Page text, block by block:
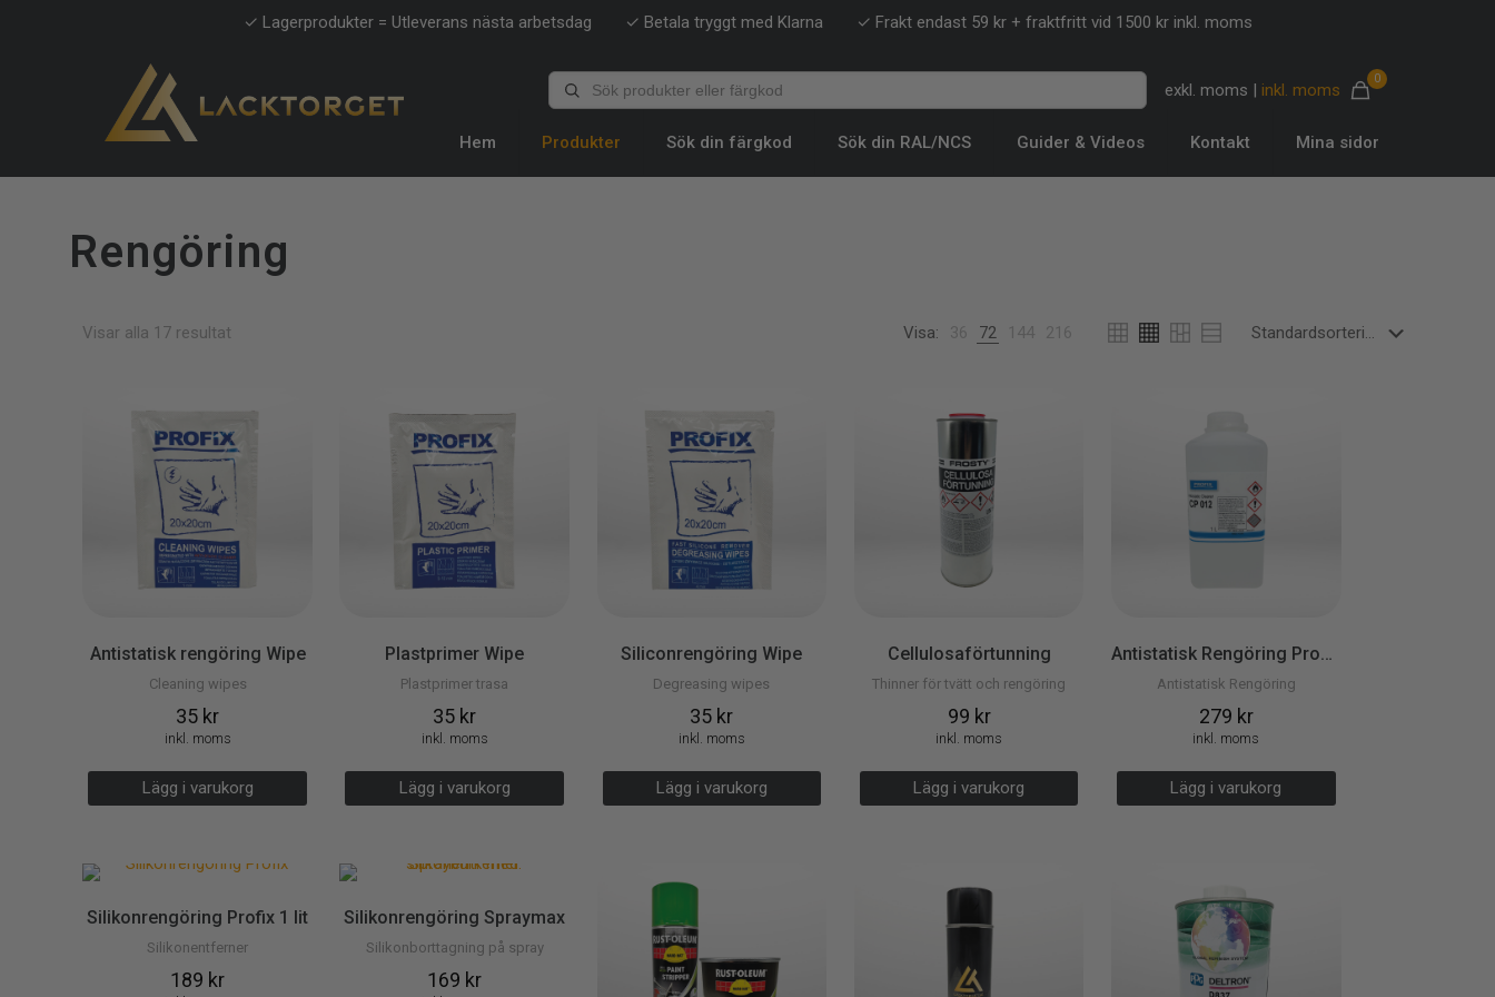
✓ Lagerprodukter = Utleverans nästa arbetsdag ✓ Betala tryggt med Klarna ✓ Frakt endast 59 kr + fraktfritt vid 1500 kr inkl. moms
exkl. moms | inkl. moms
0
Hem Produkter Sök din färgkod Sök din RAL/NCS Guider & Videos Kontakt Mina sidor
Rengöring
Visar alla 17 resultat Visa: 36 72 144 216
Antistatisk rengöring Wipe
Cleaning wipes
35 kr
inkl. moms
Lägg i varukorg
Plastprimer Wipe
Plastprimer trasa
35 kr
inkl. moms
Lägg i varukorg
Siliconrengöring Wipe
Degreasing wipes
35 kr
inkl. moms
Lägg i varukorg
Cellulosaförtunning
Thinner för tvätt och rengöring
99 kr
inkl. moms
Lägg i varukorg
Antistatisk Rengöring Profix 1 lit
Antistatisk Rengöring
279 kr
inkl. moms
Lägg i varukorg
Silikonrengöring Profix 1 lit
Silikonentferner
189 kr
Silikonrengöring Spraymax
Silikonborttagning på spray
169 kr